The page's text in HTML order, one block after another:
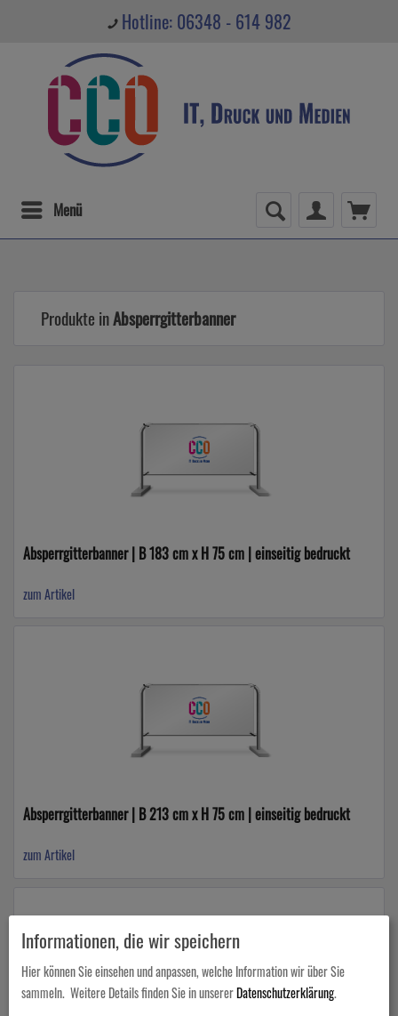
Hotline: 06348 - 614 982
Menü
Produkte inAbsperrgitterbanner
Absperrgitterbanner | B 183 cm x H 75 cm | einseitig bedruckt
zum Artikel
Absperrgitterbanner | B 213 cm x H 75 cm | einseitig bedruckt
zum Artikel
Informationen, die wir speichern
Hier können Sie einsehen und anpassen, welche Information wir über Sie
sammeln. Weitere Details finden Sie in unsererDatenschutzerklärung.